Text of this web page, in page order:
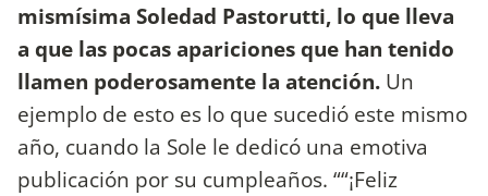
mismísima Soledad Pastorutti, lo que lleva
a que las pocas apariciones que han tenido
llamen poderosamente la atención. Un
ejemplo de esto es lo que sucedió este mismo
año, cuando la Sole le dedicó una emotiva
publicación por su cumpleaños. ““¡Feliz